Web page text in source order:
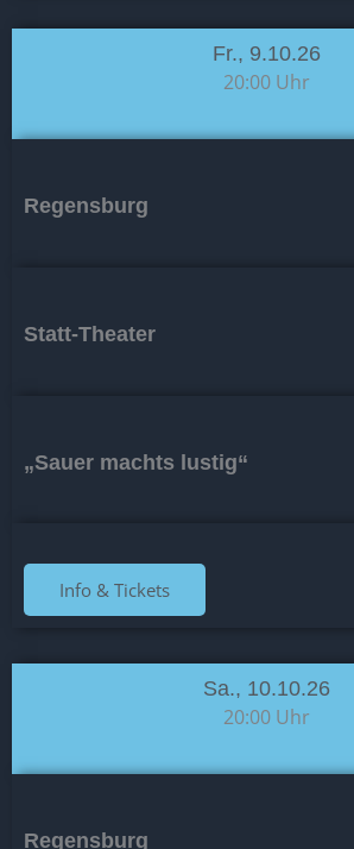
Fr., 9.10.26
20:00 Uhr
Regensburg
Statt-Theater
„Sauer machts lustig“
Info & Tickets
Sa., 10.10.26
20:00 Uhr
Regensburg